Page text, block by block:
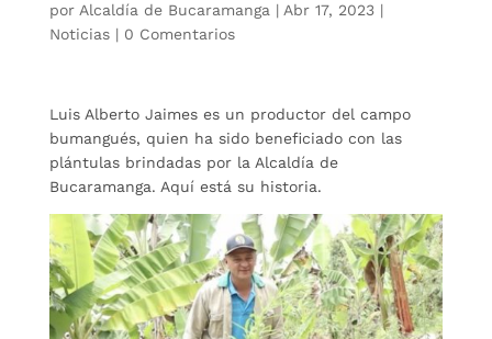
por Alcaldía de Bucaramanga | Abr 17, 2023|
Noticias| 0 Comentarios
Luis Alberto Jaimes es un productor del campo
bumangués, quien ha sido beneficiado con las
plántulas brindadas por la Alcaldía de
Bucaramanga. Aquí está su historia.